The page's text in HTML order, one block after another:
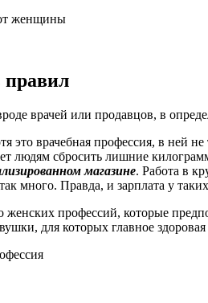
врачей или продавцов, в
это врачебная профессия, в ней
людям сбросить лишние
магазине. Работа в
много. Правда, и зарплата у
женских профессий, которые
для которых главное